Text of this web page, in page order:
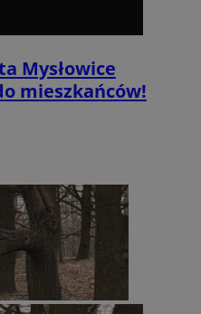
Mysłowice
mieszkańców!